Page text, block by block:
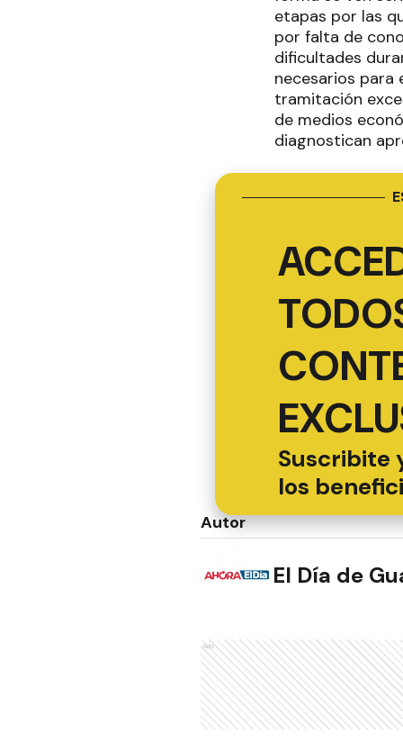
etapas por las
por falta de
dificultades
necesarios para
tramitación
de medios
diagnostican
Suscribite
los
Autor
El Día de
Ads